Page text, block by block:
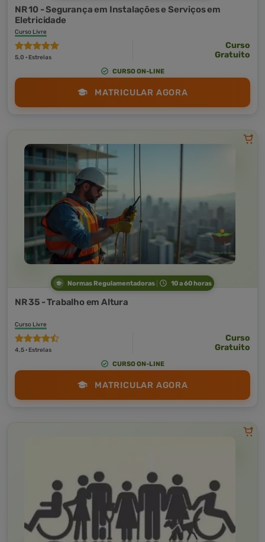
NR 10 - Segurança em Instalações e Serviços em
Eletricidade
Curso Livre
5,0 · Estrelas
Curso
Gratuito
CURSO ON-LINE
MATRICULAR AGORA
Normas Regulamentadoras 10 a 60 horas
NR 35 - Trabalho em Altura
Curso Livre
4,5 · Estrelas
Curso
Gratuito
CURSO ON-LINE
MATRICULAR AGORA